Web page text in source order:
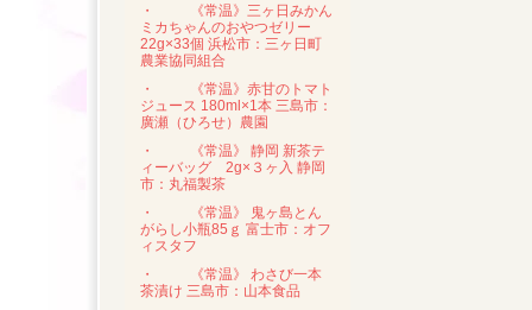
・
《常温》三ヶ日みかん
ミカちゃんのおやつゼリー
22g×33個 浜松市：三ヶ日町
農業協同組合
・
《常温》赤甘のトマト
ジュース 180ml×1本 三島市：
廣瀬（ひろせ）農園
・
《常温》 静岡 新茶テ
ィーバッグ 2g×３ヶ入 静岡
市：丸福製茶
・
《常温》 鬼ヶ島とん
がらし小瓶85ｇ 富士市：オフ
ィスタフ
・
《常温》 わさび一本
茶漬け 三島市：山本食品